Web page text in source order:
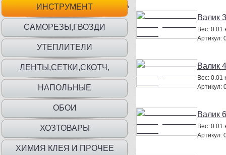
МАТ.,ГРУНТЫ,ГИДР,ШПАТЛЕВКА
ИНСТРУМЕНТ
САМОРЕЗЫ,ГВОЗДИ
УТЕПЛИТЕЛИ
ЛЕНТЫ,СЕТКИ,СКОТЧ,
ПЛЕНКА,МЕШКИ
НАПОЛЬНЫЕ
ПОКРЫТИЯ,ПЛИНТУС,ПОРОГИ
ОБОИ
ХОЗТОВАРЫ
ХИМИЯ КЛЕЯ И ПРОЧЕЕ
Валик
Вес: 0.01
Артикул:
Валик
Вес: 0.01
Артикул:
Валик
Вес: 0.01
Артикул: